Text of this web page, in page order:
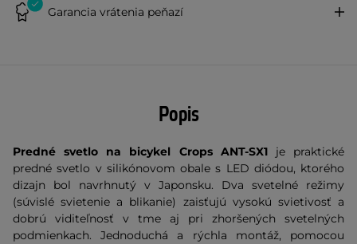
Garancia vrátenia peňazí
Popis
Predné svetlo na bicykel Crops ANT-SX1je praktické
predné svetlo v silikónovom obale s LED diódou, ktorého
dizajn bol navrhnutý v Japonsku. Dva svetelné režimy
(súvislé svietenie a blikanie) zaisťujú vysokú svietivosť a
dobrú viditeľnosť v tme aj pri zhoršených svetelných
podmienkach. Jednoduchá a rýchla montáž, pomocou